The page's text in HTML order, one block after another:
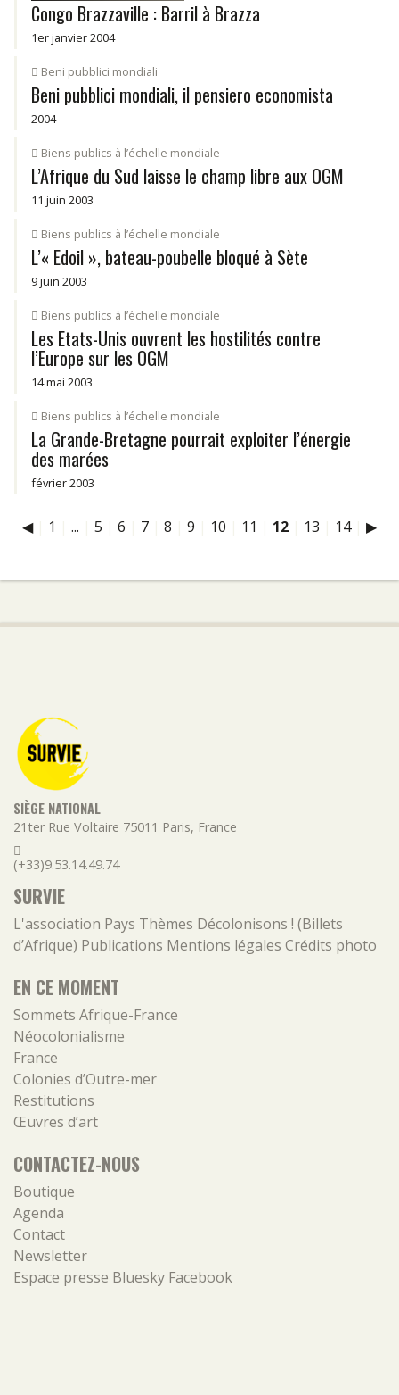
Congo Brazzaville : Barril à Brazza
1er janvier 2004
Beni pubblici mondiali
Beni pubblici mondiali, il pensiero economista
2004
Biens publics à l’échelle mondiale
L’Afrique du Sud laisse le champ libre aux OGM
11 juin 2003
Biens publics à l’échelle mondiale
L’« Edoil », bateau-poubelle bloqué à Sète
9 juin 2003
Biens publics à l’échelle mondiale
Les Etats-Unis ouvrent les hostilités contre
l’Europe sur les OGM
14 mai 2003
Biens publics à l’échelle mondiale
La Grande-Bretagne pourrait exploiter l’énergie
des marées
février 2003
◀| 1 ... 5 6 7 8 9 10 11 12 13 14| ▶
SIÈGE NATIONAL
21ter Rue Voltaire 75011 Paris, France
(+33)9.53.14.49.74
SURVIE
L'association Pays Thèmes Décolonisons ! (Billets
d’Afrique) Publications Mentions légales Crédits photo
EN CE MOMENT
Sommets Afrique-France
Néocolonialisme
France
Colonies d’Outre-mer
Restitutions
Œuvres d’art
CONTACTEZ-NOUS
Boutique
Agenda
Contact
Newsletter
Espace presse Bluesky Facebook